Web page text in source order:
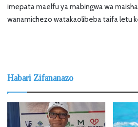
imepata maelfu ya mabingwa wa
wanamichezo watakaolibeba taifa letu
Habari Zifananazo